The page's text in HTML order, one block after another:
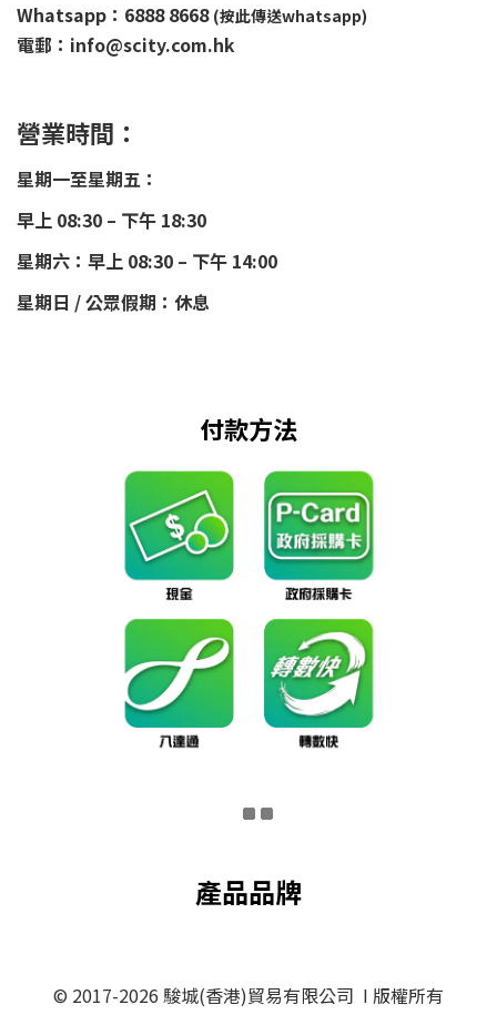
Whatsapp：6888 8668 (按此傳送whatsapp)
電郵：info@scity.com.hk
營業時間：
星期一至星期五：
早上 08:30 – 下午 18:30
星期六：早上 08:30 – 下午 14:00
星期日 / 公眾假期：休息
付款方法
產品品牌
© 2017-2026 駿城(香港)貿易有限公司 I 版權所有